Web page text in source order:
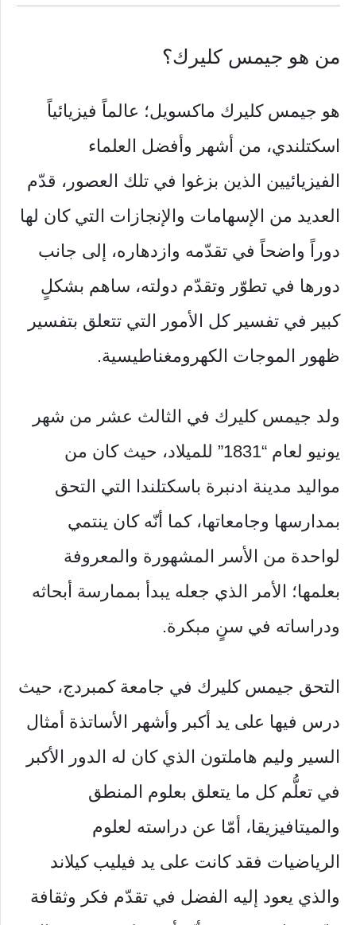
من هو جيمس كليرك؟
هو جيمس كليرك ماكسويل؛ عالماً فيزيائياً
اسكتلندي، من أشهر وأفضل العلماء
الفيزيائيين الذين بزغوا في تلك العصور، قدّم
العديد من الإسهامات والإنجازات التي كان لها
دوراً واضحاً في تقدّمه وازدهاره، إلى جانب
دورها في تطوّر وتقدّم دولته، ساهم بشكلٍ
كبير في تفسير كل الأمور التي تتعلق بتفسير
ظهور الموجات الكهرومغناطيسية.
ولد جيمس كليرك في الثالث عشر من شهر
يونيو لعام “1831” للميلاد، حيث كان من
مواليد مدينة ادنبرة باسكتلندا التي التحق
بمدارسها وجامعاتها، كما أنّه كان ينتمي
لواحدة من الأسر المشهورة والمعروفة
بعلمها؛ الأمر الذي جعله يبدأ بممارسة أبحاثه
ودراساته في سنٍ مبكرة.
التحق جيمس كليرك في جامعة كمبردج، حيث
درس فيها على يد أكبر وأشهر الأساتذة أمثال
السير وليم هاملتون الذي كان له الدور الأكبر
في تعلُّم كل ما يتعلق بعلوم المنطق
والميتافيزيقا، أمّا عن دراسته لعلوم
الرياضيات فقد كانت على يد فيليب كيلاند
والذي يعود إليه الفضل في تقدّم فكر وثقافة